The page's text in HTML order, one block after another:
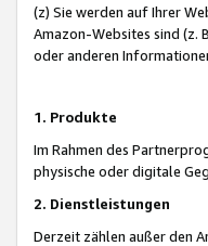
(z) Sie werden auf Ihrer
Amazon-Websites sind (z.
oder anderen
1. Produkte
Im Rahmen des
physische oder digitale
2. Dienstleistungen
Derzeit zählen außer den